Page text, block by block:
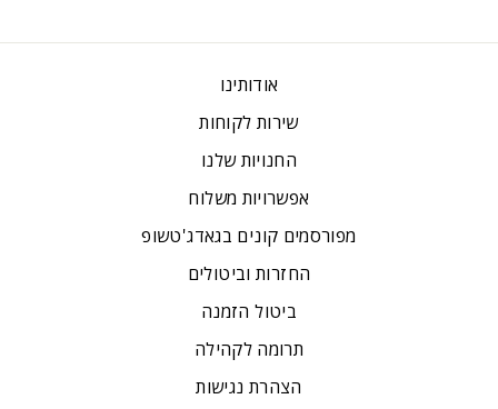
אודותינו
שירות לקוחות
החנויות שלנו
אפשרויות משלוח
מפורסמים קונים בגאדג'טשופ
החזרות וביטולים
ביטול הזמנה
תרומה לקהילה
הצהרת נגישות